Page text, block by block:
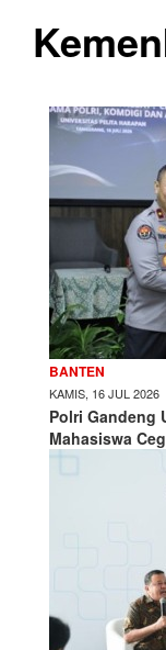
BANTEN
KAMIS, 16 JUL 2026
Polri Gandeng
Mahasiswa